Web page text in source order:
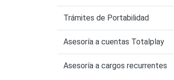
Trámites de Portabilidad
Asesoría a cuentas Totalplay
Asesoría a cargos recurrentes